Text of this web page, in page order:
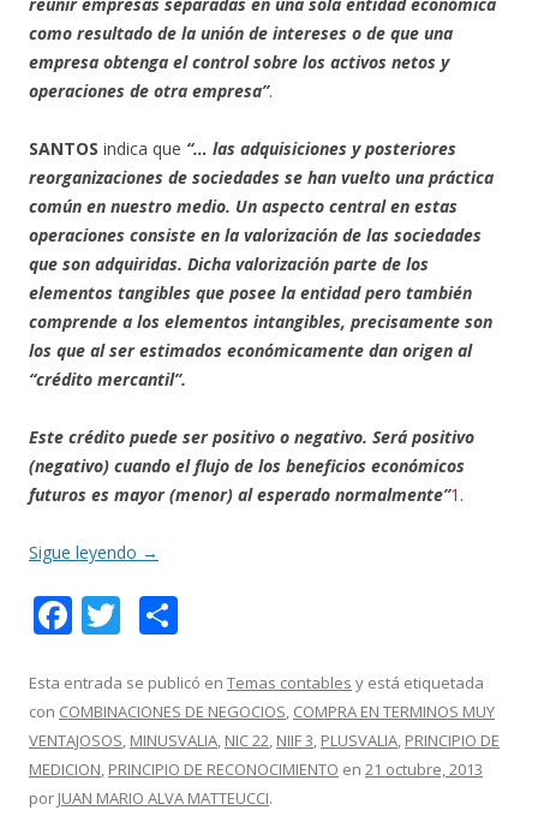
como resultado de la unión de intereses o de que una
empresa obtenga el control sobre los activos netos y
operaciones de otra empresa”.
SANTOS indica que “… las adquisiciones y posteriores
reorganizaciones de sociedades se han vuelto una práctica
común en nuestro medio. Un aspecto central en estas
operaciones consiste en la valorización de las sociedades
que son adquiridas. Dicha valorización parte de los
elementos tangibles que posee la entidad pero también
comprende a los elementos intangibles, precisamente son
los que al ser estimados económicamente dan origen al
“crédito mercantil”.
Este crédito puede ser positivo o negativo. Será positivo
(negativo) cuando el flujo de los beneficios económicos
futuros es mayor (menor) al esperado normalmente”1 .
Sigue leyendo →
F
e
b
o
o
T
itt
er
m
p
ar
ti
Esta entrada se publicó en Temas contables y está etiquetada
con COMBINACIONES DE NEGOCIOS, COMPRA EN TERMINOS MUY
VENTAJOSOS, MINUSVALIA, NIC 22, NIIF 3, PLUSVALIA, PRINCIPIO DE
MEDICION, PRINCIPIO DE RECONOCIMIENTO en 21 octubre, 2013
por JUAN MARIO ALVA MATTEUCCI.